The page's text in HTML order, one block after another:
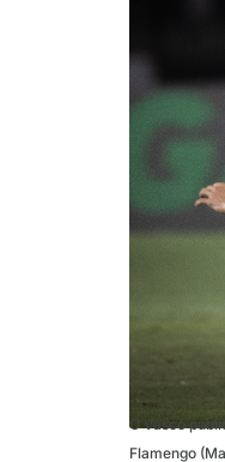
O Vasco
Flamengo